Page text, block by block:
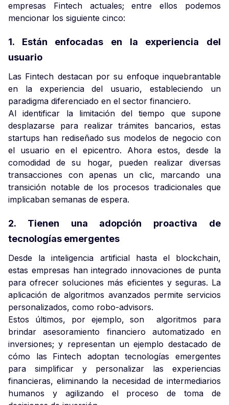
empresas Fintech actuales; entre ellos podemos
mencionar los siguiente cinco:
1. Están enfocadas en la experiencia del
usuario
Las Fintech destacan por su enfoque inquebrantable
en la experiencia del usuario, estableciendo un
paradigma diferenciado en el sector financiero.
Al identificar la limitación del tiempo que supone
desplazarse para realizar trámites bancarios, estas
startups han rediseñado sus modelos de negocio con
el usuario en el epicentro. Ahora estos, desde la
comodidad de su hogar, pueden realizar diversas
transacciones con apenas un clic, marcando una
transición notable de los procesos tradicionales que
implicaban semanas de espera.
2. Tienen una adopción proactiva de
tecnologías emergentes
Desde la inteligencia artificial hasta el blockchain,
estas empresas han integrado innovaciones de punta
para ofrecer soluciones más eficientes y seguras. La
aplicación de algoritmos avanzados permite servicios
personalizados, como robo-advisors.
Estos últimos, por ejemplo, son algoritmos para
brindar asesoramiento financiero automatizado en
inversiones; y representan un ejemplo destacado de
cómo las Fintech adoptan tecnologías emergentes
para simplificar y personalizar las experiencias
financieras, eliminando la necesidad de intermediarios
humanos y agilizando el proceso de toma de